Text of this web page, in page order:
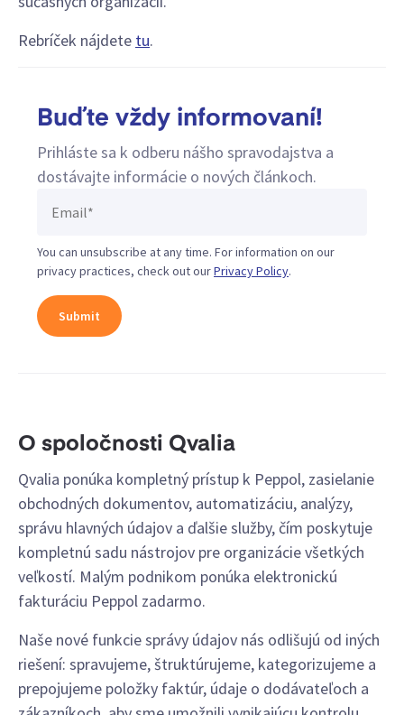
Rebríček nájdete tu.
Buďte vždy informovaní!
Prihláste sa k odberu nášho spravodajstva a
dostávajte informácie o nových článkoch.
You can unsubscribe at any time. For information on our
privacy practices, check out ourPrivacy Policy.
O spoločnosti Qvalia
Qvalia ponúka kompletný prístup k Peppol, zasielanie
obchodných dokumentov, automatizáciu, analýzy,
správu hlavných údajov a ďalšie služby, čím poskytuje
kompletnú sadu nástrojov pre organizácie všetkých
veľkostí. Malým podnikom ponúka elektronickú
fakturáciu Peppol zadarmo.
Naše nové funkcie správy údajov nás odlišujú od iných
riešení: spravujeme, štruktúrujeme, kategorizujeme a
prepojujeme položky faktúr, údaje o dodávateľoch a